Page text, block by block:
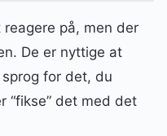
på, men der
De er nyttige at
for det, du
“fikse” det med det